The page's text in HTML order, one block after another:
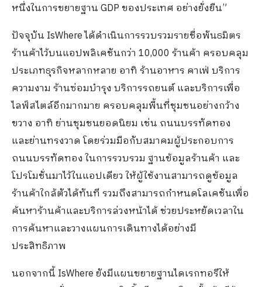
หนึ่งในการขยายฐานGDPของประเทศ อย่างยั่งยืน”
ปัจจุบัน IsWhereได้ดำเนินการรวบรวมรายชื่อพันธมิตร
ร้านค้าไว้บนแอปพลิเคชันกว่า 10,000 ร้านค้า ครอบคลุม
ประเภทธุรกิจหลากหลาย อาทิ ร้านอาหาร คาเฟ่ บริการ
ความงาม ร้านซ่อมบำรุง บริการรถยนต์ และบริการเพื่อ
ไลฟ์สไตล์อีกมากมาย ครอบคลุมพื้นที่ชุมชนอย่างกว้าง
ขวาง อาทิ ย่านชุมชนยอดนิยม เช่น ถนนบรรทัดทอง
และย่านทรงวาด โดยร่วมมือกับสมาคมผู้ประกอบการ
ถนนบรรทัดทอง ในการรวบรวม ฐานข้อมูลร้านค้า และ
โปรโมชั่นมาไว้ในแอปเดียว ให้ผู้ใช้งานสามารถดูข้อมูล
ร้านค้าใกล้ตัวได้ทันที รวมถึงสามารถกำหนดโลเคชันเพื่อ
ค้นหาร้านค้าและบริการล่วงหน้าได้ ช่วยประหยัดเวลาใน
การค้นหาและวางแผนการเดินทางได้อย่างมี
ประสิทธิภาพ
นอกจากนี้ IsWhereยังมีแผนขยายฐานไดเรกทอรีให้